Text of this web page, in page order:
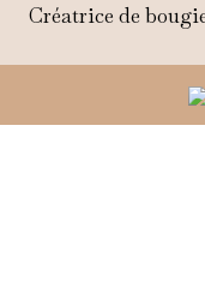
AllerCréatrice de